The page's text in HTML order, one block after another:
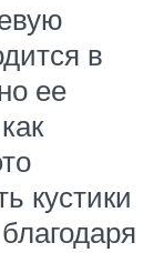
в
ее
кустики